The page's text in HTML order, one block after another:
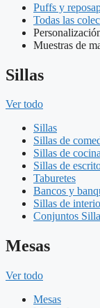
Puffs y
Todas las
Muestras de
Sillas
Ver todo
Sillas
Sillas de
Sillas de
Sillas de
Taburetes
Bancos y
Sillas de
Conjuntos
Mesas
Ver todo
Mesas